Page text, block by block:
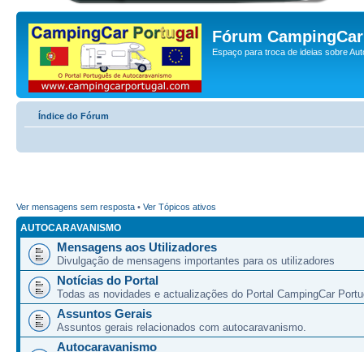
Fórum
Espaço para troca de ideias sobre
Índice do Fórum
Ver mensagens sem resposta • Ver Tópicos ativos
AUTOCARAVANISMO
Mensagens aos Utilizadores
Divulgação de mensagens importantes para os utilizadores
Notícias do Portal
Todas as novidades e actualizações do Portal CampingCar
Assuntos Gerais
Assuntos gerais relacionados com autocaravanismo.
Autocaravanismo